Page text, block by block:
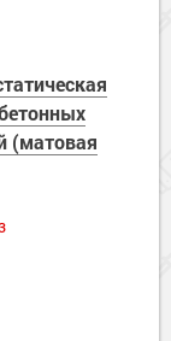
(матовая